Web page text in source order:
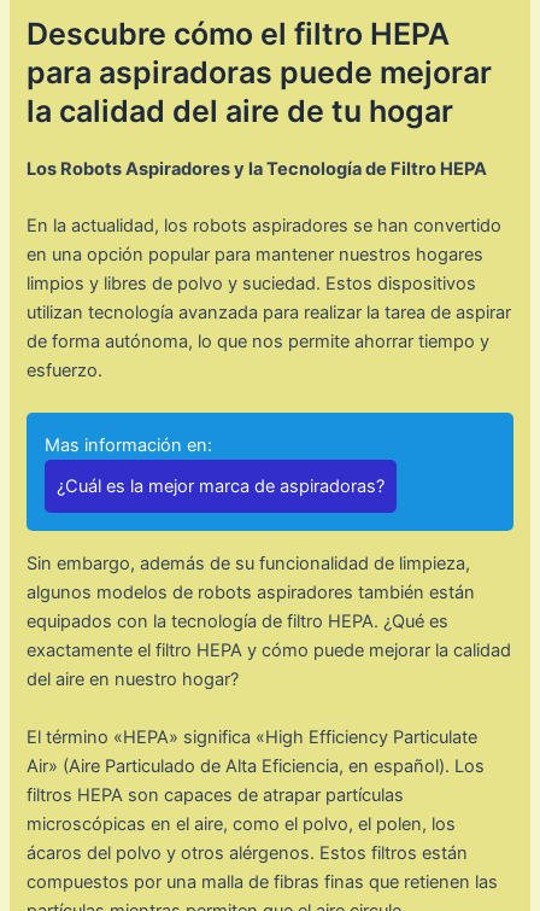
Descubre cómo el filtro HEPA
para aspiradoras puede mejorar
la calidad del aire de tu hogar
Los Robots Aspiradores y la Tecnología de Filtro HEPA
En la actualidad, los robots aspiradores se han convertido
en una opción popular para mantener nuestros hogares
limpios y libres de polvo y suciedad. Estos dispositivos
utilizan tecnología avanzada para realizar la tarea de aspirar
de forma autónoma, lo que nos permite ahorrar tiempo y
esfuerzo.
Mas información en:
¿Cuál es la mejor marca de aspiradoras?
Sin embargo, además de su funcionalidad de limpieza,
algunos modelos de robots aspiradores también están
equipados con la tecnología de filtro HEPA. ¿Qué es
exactamente el filtro HEPA y cómo puede mejorar la calidad
del aire en nuestro hogar?
El término «HEPA» significa «High Efficiency Particulate
Air» (Aire Particulado de Alta Eficiencia, en español). Los
filtros HEPA son capaces de atrapar partículas
microscópicas en el aire, como el polvo, el polen, los
ácaros del polvo y otros alérgenos. Estos filtros están
compuestos por una malla de fibras finas que retienen las